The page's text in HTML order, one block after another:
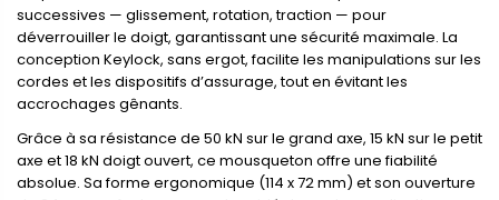
successives — glissement, rotation, traction — pour
déverrouiller le doigt, garantissant une sécurité maximale. La
conception Keylock, sans ergot, facilite les manipulations sur les
cordes et les dispositifs d’assurage, tout en évitant les
accrochages gênants.
Grâce à sa résistance de 50 kN sur le grand axe, 15 kN sur le petit
axe et 18 kN doigt ouvert, ce mousqueton offre une fiabilité
absolue. Sa forme ergonomique (114 x 72 mm) et son ouverture